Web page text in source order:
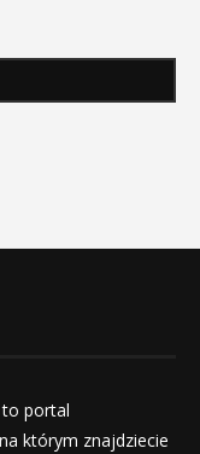
to portal
którym znajdziecie